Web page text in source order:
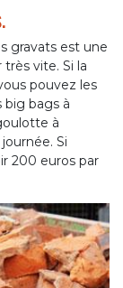
gravats est une
vite. Si la
pouvez les
big bags à
à
Si
200 euros par